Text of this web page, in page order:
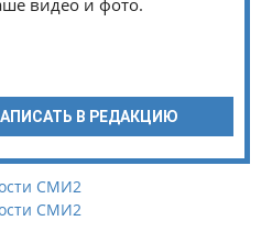
В РЕДАКЦИЮ
СМИ2
СМИ2